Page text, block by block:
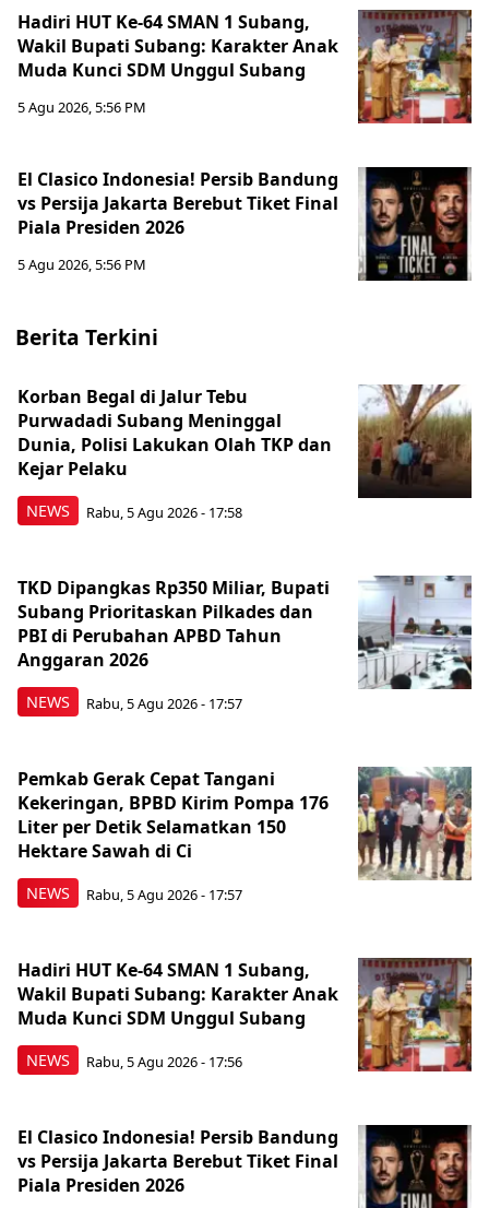
Hadiri HUT Ke-64 SMAN 1 Subang,
Wakil Bupati Subang: Karakter Anak
Muda Kunci SDM Unggul Subang
5 Agu 2026, 5:56 PM
El Clasico Indonesia! Persib Bandung
vs Persija Jakarta Berebut Tiket Final
Piala Presiden 2026
5 Agu 2026, 5:56 PM
Berita Terkini
NEWS
Korban Begal di Jalur Tebu
Purwadadi Subang Meninggal
Dunia, Polisi Lakukan Olah TKP dan
Kejar Pelaku
Rabu, 5 Agu 2026 - 17:58
NEWS
TKD Dipangkas Rp350 Miliar, Bupati
Subang Prioritaskan Pilkades dan
PBI di Perubahan APBD Tahun
Anggaran 2026
Rabu, 5 Agu 2026 - 17:57
NEWS
Pemkab Gerak Cepat Tangani
Kekeringan, BPBD Kirim Pompa 176
Liter per Detik Selamatkan 150
Hektare Sawah di Ci
Rabu, 5 Agu 2026 - 17:57
NEWS
Hadiri HUT Ke-64 SMAN 1 Subang,
Wakil Bupati Subang: Karakter Anak
Muda Kunci SDM Unggul Subang
Rabu, 5 Agu 2026 - 17:56
El Clasico Indonesia! Persib Bandung
vs Persija Jakarta Berebut Tiket Final
Piala Presiden 2026